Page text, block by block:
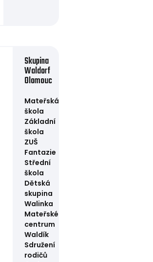
Skupina
Waldorf
Olomouc
Mateřská
škola
Základní
škola
ZUŠ
Fantazie
Střední
škola
Dětská
skupina
Walinka
Mateřské
centrum
Waldík
Sdružení
rodičů